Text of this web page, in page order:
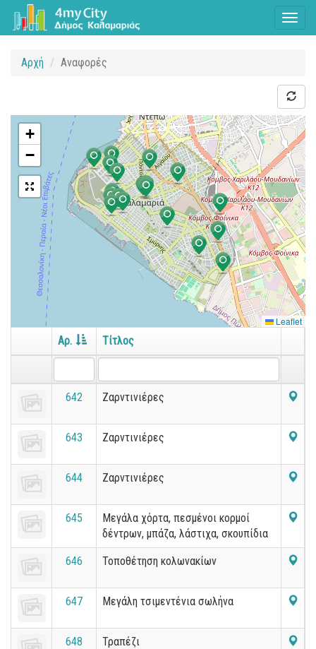
Αρχή Αναφορές
+
−
Leaflet
Αρ. Τίτλος
642 Ζαρντινιέρες
643 Ζαρντινιέρες
644 Ζαρντινιέρες
645
Μεγάλα χόρτα, πεσμένοι κορμοί
δέντρων, μπάζα, λάστιχα, σκουπίδια
646 Τοποθέτηση κολωνακίων
647 Μεγάλη τσιμεντένια σωλήνα
648 Τραπέζι